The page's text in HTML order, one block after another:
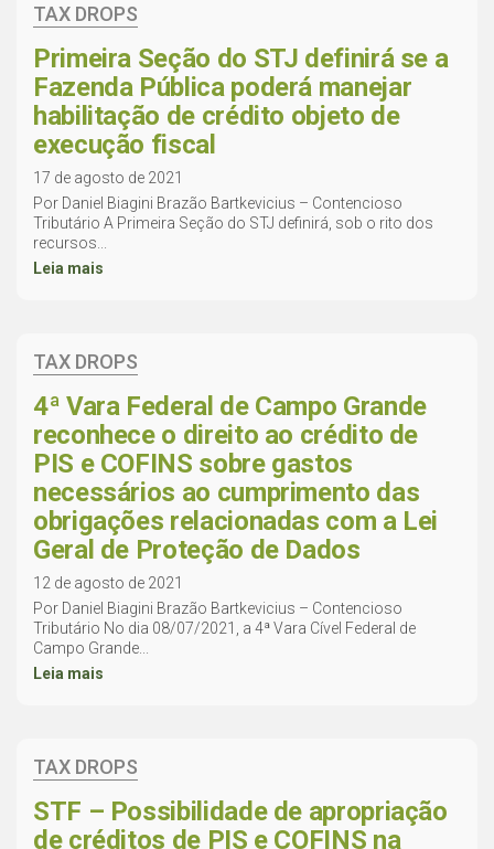
TAX DROPS
Primeira Seção do STJ definirá se a
Fazenda Pública poderá manejar
habilitação de crédito objeto de
execução fiscal
17 de agosto de 2021
Por Daniel Biagini Brazão Bartkevicius – Contencioso
Tributário A Primeira Seção do STJ definirá, sob o rito dos
recursos...
Leia mais
TAX DROPS
4ª Vara Federal de Campo Grande
reconhece o direito ao crédito de
PIS e COFINS sobre gastos
necessários ao cumprimento das
obrigações relacionadas com a Lei
Geral de Proteção de Dados
12 de agosto de 2021
Por Daniel Biagini Brazão Bartkevicius – Contencioso
Tributário No dia 08/07/2021, a 4ª Vara Cível Federal de
Campo Grande...
Leia mais
TAX DROPS
STF – Possibilidade de apropriação
de créditos de PIS e COFINS na